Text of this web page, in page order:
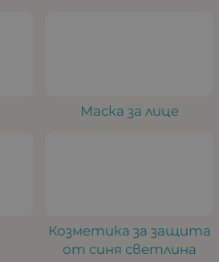
Маска за лице
Козметика за защита
от синя светлина